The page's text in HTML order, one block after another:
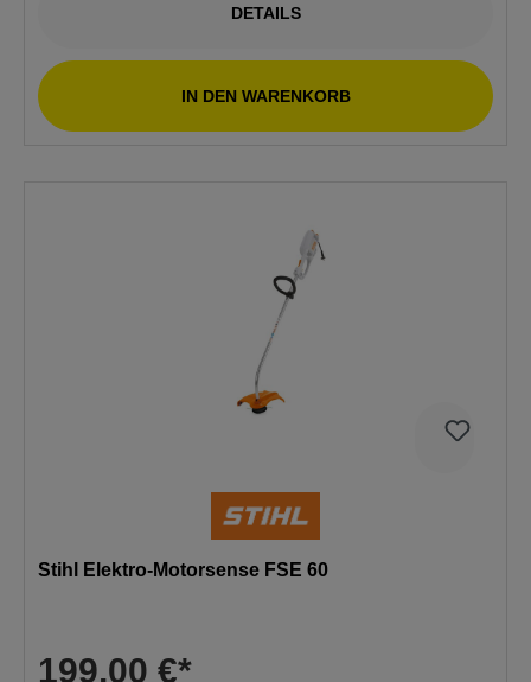
DETAILS
IN DEN WARENKORB
Stihl Elektro-Motorsense FSE 60
199,00 €*